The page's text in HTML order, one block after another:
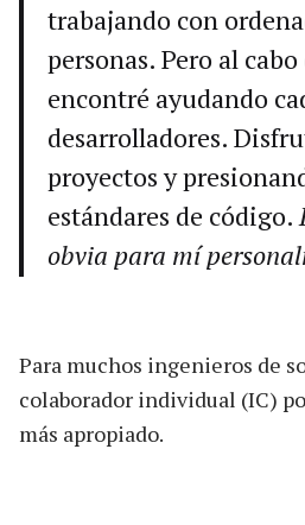
trabajando con
personas. Pero al
encontré ayudando
desarrolladores.
proyectos y
estándares de código.
obvia para mí
Para muchos ingenieros de
colaborador individual (IC)
más apropiado.